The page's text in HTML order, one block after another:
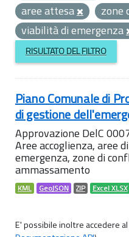
aree attesa
zone
viabilità di emergenza
RISULTATO DEL FILTRO
Piano Comunale di
di gestione
Approvazione DelC
Aree accoglienza, aree
emergenza, zone di
ammassamento
KML GeoJSON ZIP Excel XLSX
E' possibile inoltre accedere